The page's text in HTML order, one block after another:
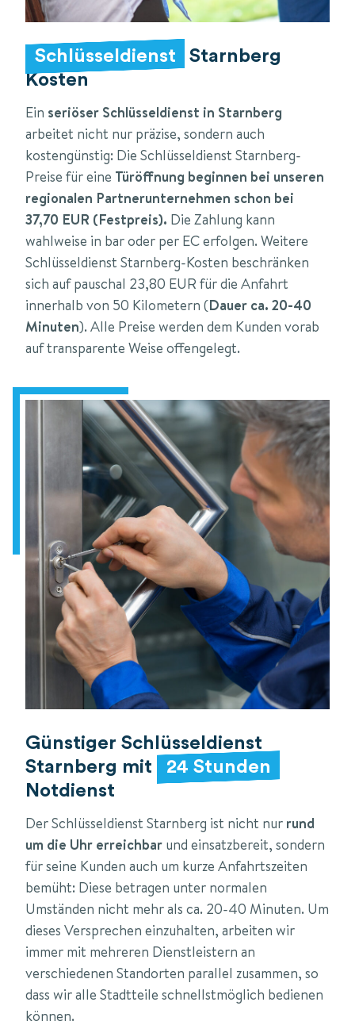
Schlüsseldienst
Starnberg
Kosten
Ein seriöser Schlüsseldienst in Starnberg
arbeitet nicht nur präzise, sondern auch
kostengünstig: Die Schlüsseldienst Starnberg-
Preise für eine Türöffnung beginnen bei unseren
regionalen Partnerunternehmen schon bei
37,70 EUR (Festpreis). Die Zahlung kann
wahlweise in bar oder per EC erfolgen. Weitere
Schlüsseldienst Starnberg-Kosten beschränken
sich auf pauschal 23,80 EUR für die Anfahrt
innerhalb von 50 Kilometern (Dauer ca. 20-40
Minuten). Alle Preise werden dem Kunden vorab
auf transparente Weise offengelegt.
Günstiger Schlüsseldienst
Starnberg mit
24 Stunden
Notdienst
Der Schlüsseldienst Starnberg ist nicht nur rund
um die Uhr erreichbar und einsatzbereit, sondern
für seine Kunden auch um kurze Anfahrtszeiten
bemüht: Diese betragen unter normalen
Umständen nicht mehr als ca. 20-40 Minuten. Um
dieses Versprechen einzuhalten, arbeiten wir
immer mit mehreren Dienstleistern an
verschiedenen Standorten parallel zusammen, so
dass wir alle Stadtteile schnellstmöglich bedienen
können.